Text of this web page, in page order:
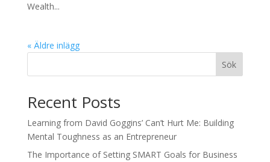
Wealth...
« Äldre inlägg
Sök
Recent Posts
Learning from David Goggins’ Can’t Hurt Me: Building
Mental Toughness as an Entrepreneur
The Importance of Setting SMART Goals for Business